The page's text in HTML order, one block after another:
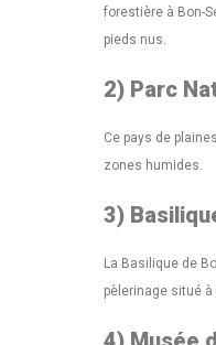
forestière à Bon-
pieds nus.
2) Parc
Ce pays de
zones humides.
3)
La Basilique de
pèlerinage situé